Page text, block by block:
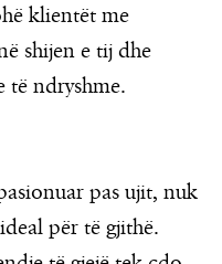
klientët me
shijen e tij dhe
të ndryshme.
pas ujit, nuk
për të gjithë.